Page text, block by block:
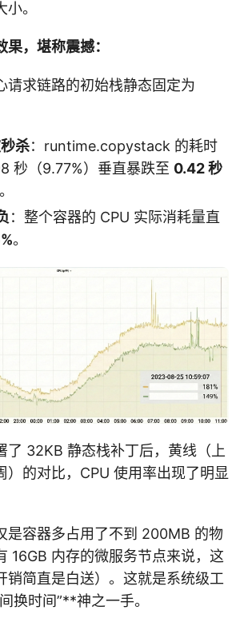
。
，堪称震撼：
请求链路的初始栈静态固定为
杀：runtime.copystack 的耗时
秒（9.77%）垂直暴跌至 0.42 秒
。
：整个容器的 CPU 实际消耗量直
。
了 32KB 静态栈补丁后，黄线（上
）的对比，CPU 使用率出现了明显
是容器多占用了不到 200MB 的物
16GB 内存的微服务节点来说，这
销简直是白送）。这就是系统级工
换时间”**神之一手。